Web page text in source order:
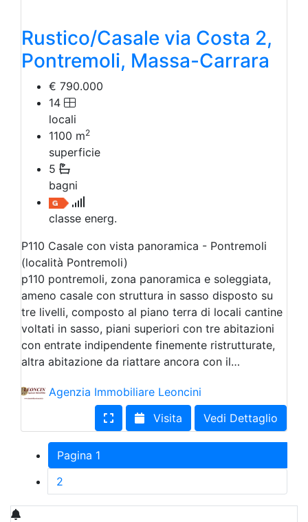
Rustico/Casale via Costa 2,
Pontremoli, Massa-Carrara
€ 790.000
14
locali
1100 m2
superficie
5
bagni
classe energ.
P110 Casale con vista panoramica - Pontremoli
(località Pontremoli)
p110 pontremoli, zona panoramica e soleggiata,
ameno casale con struttura in sasso disposto su
tre livelli, composto al piano terra di locali cantine
voltati in sasso, piani superiori con tre abitazioni
con entrate indipendente finemente ristrutturate,
altra abitazione da riattare ancora con il…
Agenzia Immobiliare Leoncini
Visita
Vedi Dettaglio
Pagina 1
2